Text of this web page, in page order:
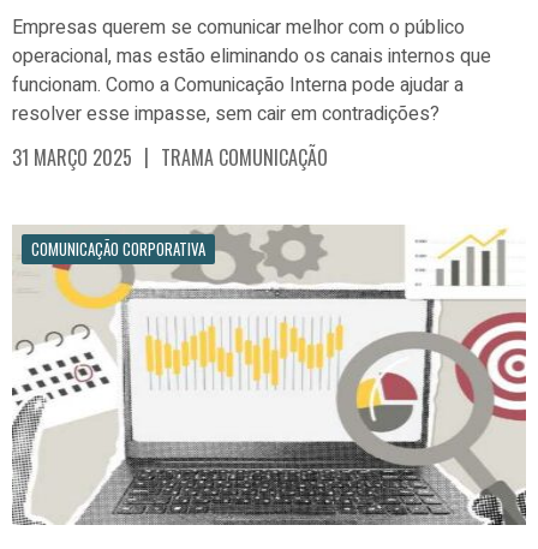
Empresas querem se comunicar melhor com o público
operacional, mas estão eliminando os canais internos que
funcionam. Como a Comunicação Interna pode ajudar a
resolver esse impasse, sem cair em contradições?
31 MARÇO 2025 | TRAMA COMUNICAÇÃO
COMUNICAÇÃO CORPORATIVA